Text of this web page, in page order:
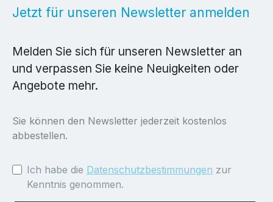
Jetzt für unseren Newsletter anmelden
Melden Sie sich für unseren Newsletter an
und verpassen Sie keine Neuigkeiten oder
Angebote mehr.
Sie können den Newsletter jederzeit kostenlos
abbestellen.
Ich habe die Datenschutzbestimmungen zur
Kenntnis genommen.